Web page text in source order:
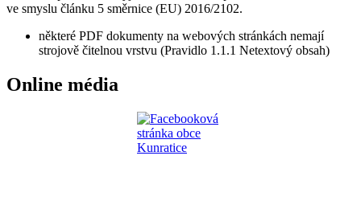
ve smyslu článku 5 směrnice (EU) 2016/2102.
některé PDF dokumenty na webových stránkách nemají
strojově čitelnou vrstvu (Pravidlo 1.1.1 Netextový obsah)
Online média